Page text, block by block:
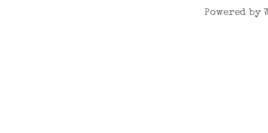
Powered by